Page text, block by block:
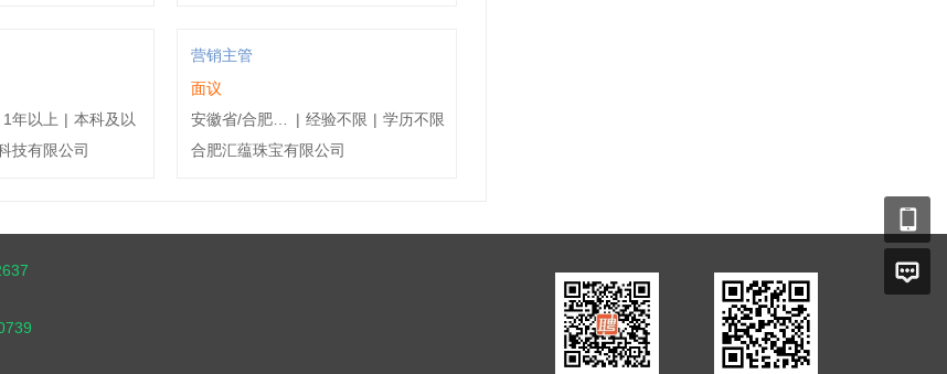
1年以上 | 本科及以
技有限公司
营销主管
面议
| 经验不限 | 学历不限
合肥汇蕴珠宝有限公司